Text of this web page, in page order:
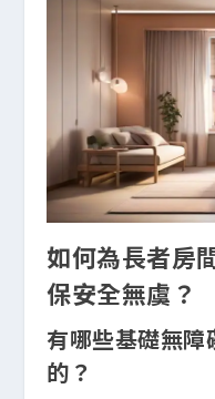
如何為長者房
保安全無虞？
有哪些基礎無
的？